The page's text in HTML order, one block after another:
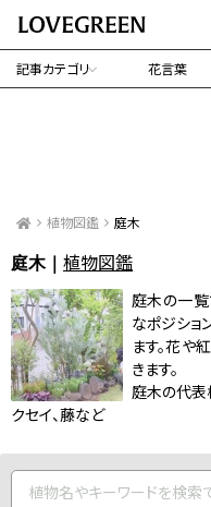
記事カテゴリ 花言葉
植物図鑑 庭木
庭木｜ 植物図鑑
庭木の一覧
なポジショ
ます。花や
きます。
庭木の代表
クセイ、藤など